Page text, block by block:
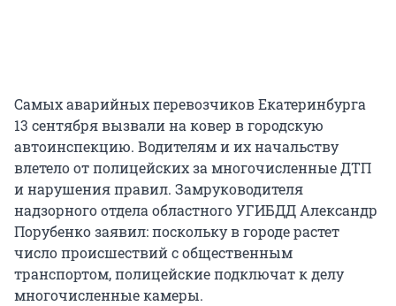
Самых аварийных перевозчиков Екатеринбурга
13 сентября вызвали на ковер в городскую
автоинспекцию. Водителям и их начальству
влетело от полицейских за многочисленные ДТП
и нарушения правил. Замруководителя
надзорного отдела областного УГИБДД Александр
Порубенко заявил: поскольку в городе растет
число происшествий с общественным
транспортом, полицейские подключат к делу
многочисленные камеры.